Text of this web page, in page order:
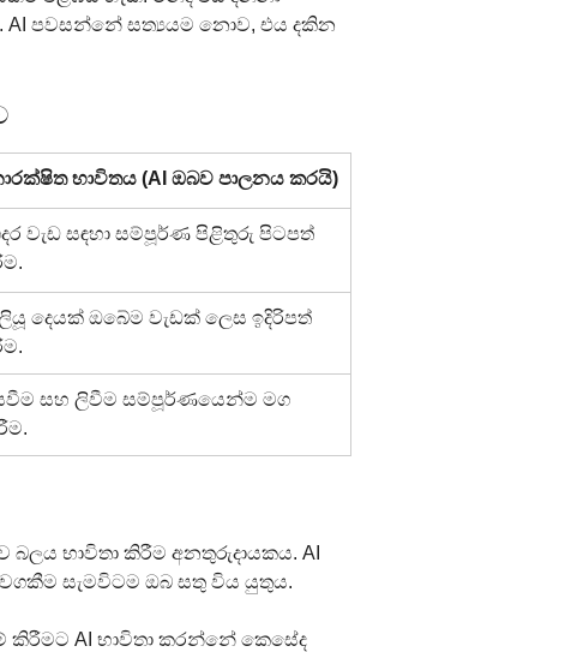
AI පවසන්නේ සත්‍යයම නොව, එය දකින
භාවිතය (AI ඔබව පාලනය කරයි)
වැඩ සඳහා සම්පූර්ණ පිළිතුරු පිටපත්
දෙයක් ඔබේම වැඩක් ලෙස ඉදිරිපත්
සහ ලිවීම සම්පූර්ණයෙන්ම මග
භාවිතා කිරීම අනතුරුදායකය. AI
සැමවිටම ඔබ සතු විය යුතුය.
කිරීමට AI භාවිතා කරන්නේ කෙසේද